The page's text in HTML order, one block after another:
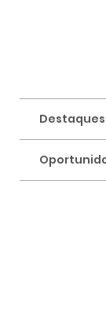
Destaques